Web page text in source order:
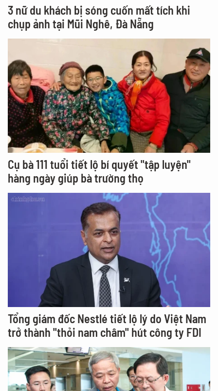
3 nữ du khách bị sóng cuốn mất tích khi
chụp ảnh tại Mũi Nghê, Đà Nẵng
Cụ bà 111 tuổi tiết lộ bí quyết "tập luyện"
hàng ngày giúp bà trường thọ
Tổng giám đốc Nestlé tiết lộ lý do Việt Nam
trở thành "thỏi nam châm" hút công ty FDI